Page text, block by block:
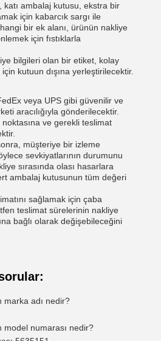
katı ambalaj kutusu, ekstra bir
için kabarcık sargı ile
bir ek alanı, ürünün nakliye
için fıstıklarla
bilgileri olan bir etiket, kolay
kutuun dışına yerleştirilecektir.
veya UPS gibi güvenilir ve
aracılığıyla gönderilecektir.
ve gerekli teslimat
müşteriye bir izleme
sevkiyatlarının durumunu
sırasında olası hasarlara
ambalaj kutusunun tüm değeri
sağlamak için çaba
teslimat sürelerinin nakliye
bağlı olarak değişebileceğini
marka adı nedir?
model numarası nedir?